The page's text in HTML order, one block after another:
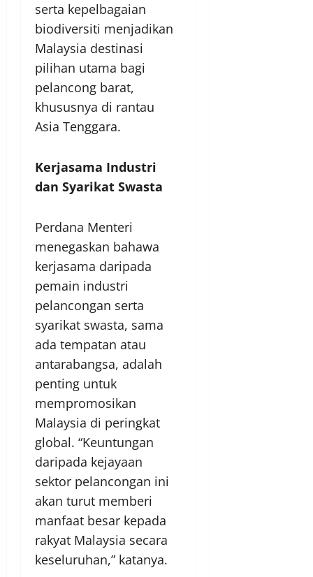
serta kepelbagaian
biodiversiti menjadikan
Malaysia destinasi
pilihan utama bagi
pelancong barat,
khususnya di rantau
Asia Tenggara.
Kerjasama Industri
dan Syarikat Swasta
Perdana Menteri
menegaskan bahawa
kerjasama daripada
pemain industri
pelancongan serta
syarikat swasta, sama
ada tempatan atau
antarabangsa, adalah
penting untuk
mempromosikan
Malaysia di peringkat
global. “Keuntungan
daripada kejayaan
sektor pelancongan ini
akan turut memberi
manfaat besar kepada
rakyat Malaysia secara
keseluruhan,” katanya.